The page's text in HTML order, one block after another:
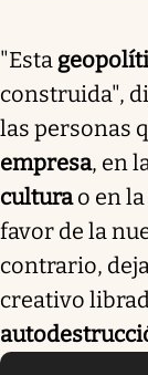
"Esta
construida",
las personas
empresa, en
culturao en la
favor de la
contrario,
creativo